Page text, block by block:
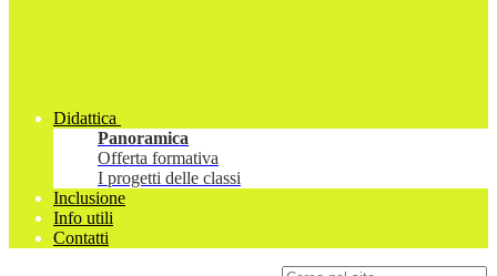
Didattica
Panoramica
Offerta formativa
I progetti delle classi
Inclusione
Info utili
Contatti